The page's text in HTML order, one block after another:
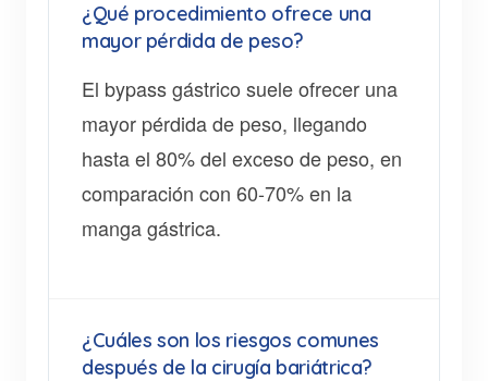
¿Qué procedimiento ofrece una
mayor pérdida de peso?
El bypass gástrico suele ofrecer una
mayor pérdida de peso, llegando
hasta el 80% del exceso de peso, en
comparación con 60-70% en la
manga gástrica.
¿Cuáles son los riesgos comunes
después de la cirugía bariátrica?